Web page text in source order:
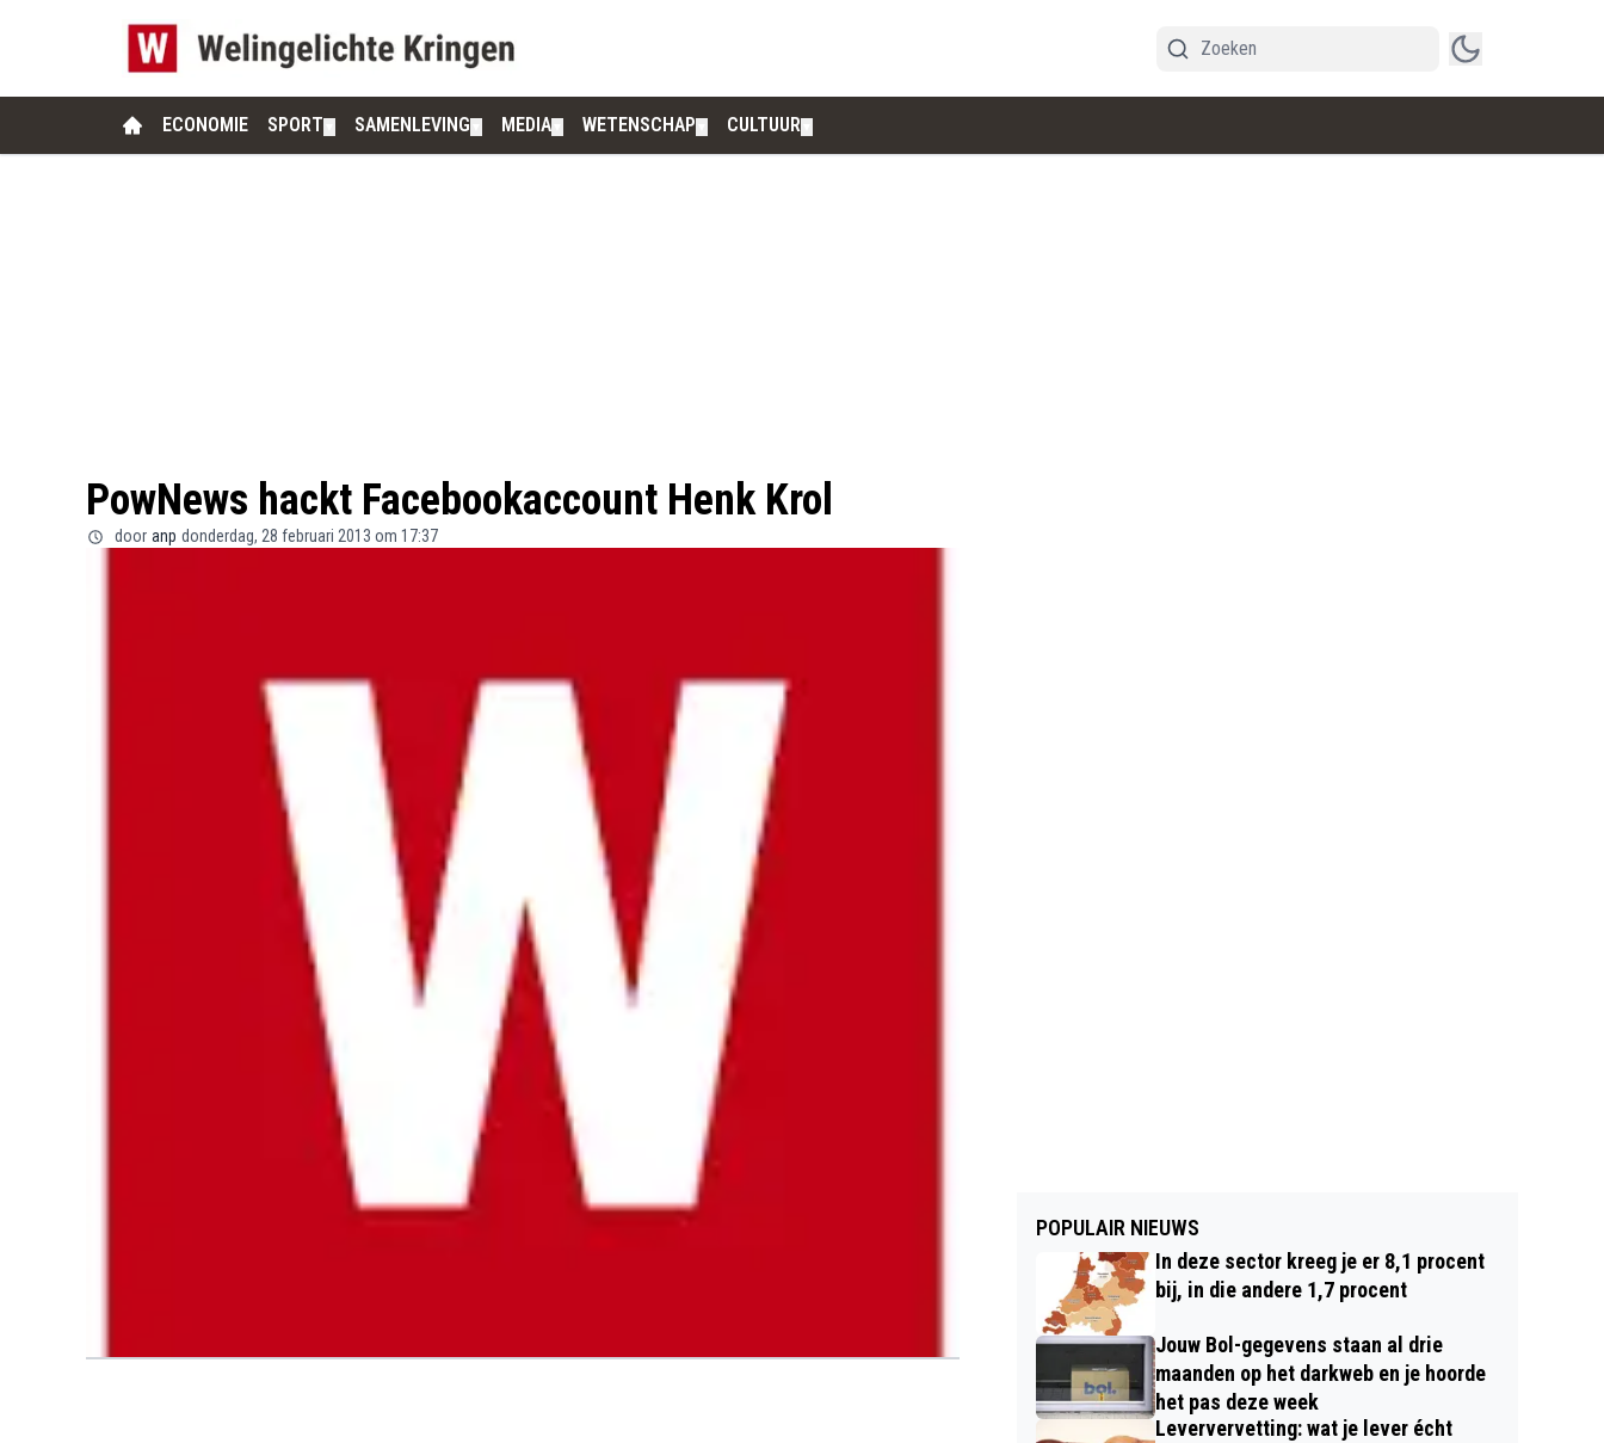
ECONOMIE SPORT SAMENLEVING MEDIA WETENSCHAP CULTUUR
PowNews hackt Facebookaccount Henk Krol
door anp donderdag, 28 februari 2013 om 17:37
POPULAIR NIEUWS
In deze sector kreeg je er 8,1 procent
bij, in die andere 1,7 procent
Jouw Bol-gegevens staan al drie
maanden op het darkweb en je hoorde
het pas deze week
Leververvetting: wat je lever écht